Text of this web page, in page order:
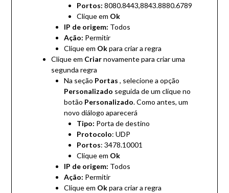
Portos: 8080.8443,8843.8880.6789
Clique em Ok
IP de origem: Todos
Ação: Permitir
Clique em Okpara criar a regra
Clique em Criarnovamente para criar uma
segunda regra
Na seção Portas , selecione a opção
Personalizado seguida de um clique no
botão Personalizado. Como antes, um
novo diálogo aparecerá
Tipo: Porta de destino
Protocolo: UDP
Portos: 3478.10001
Clique em Ok
IP de origem: Todos
Ação: Permitir
Clique em Okpara criar a regra